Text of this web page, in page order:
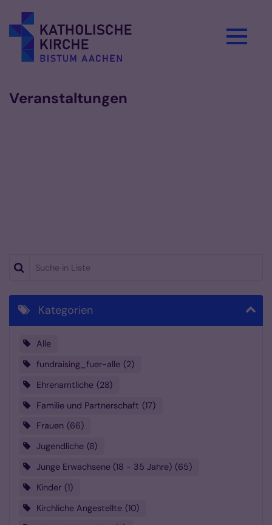
Veranstaltungen
Suche in Liste
Kategorien
Alle
fundraising_fuer-alle 2
Ehrenamtliche 28
Familie und Partnerschaft 17
Frauen
66
Jugendliche 8
Junge Erwachsene (18 - 35 Jahre) 65
Kinder 1
Kirchliche Angestellte 10